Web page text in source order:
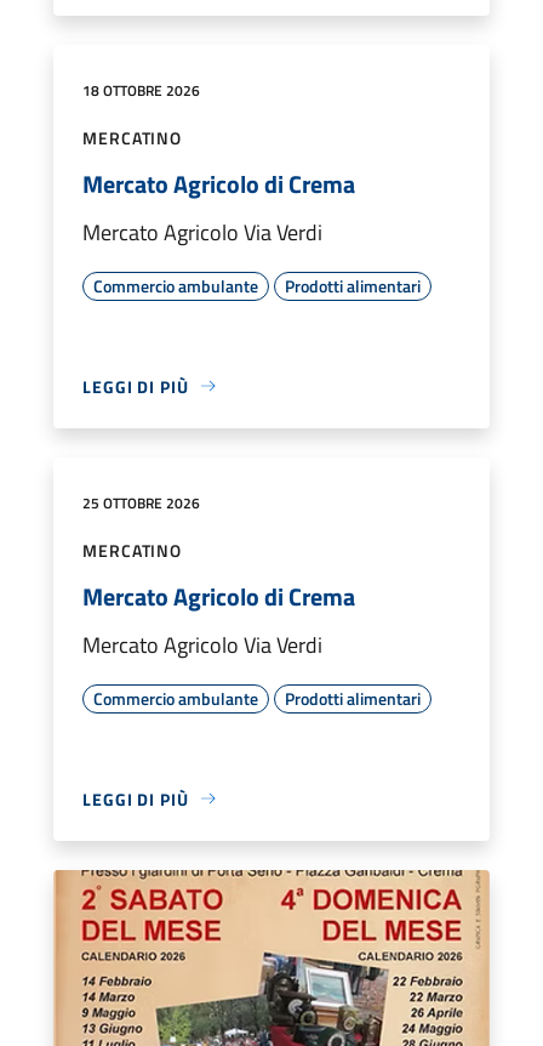
18 OTTOBRE 2026
MERCATINO
Mercato Agricolo di Crema
Mercato Agricolo Via Verdi
Commercio ambulante Prodotti alimentari
LEGGI DI PIÙ
25 OTTOBRE 2026
MERCATINO
Mercato Agricolo di Crema
Mercato Agricolo Via Verdi
Commercio ambulante Prodotti alimentari
LEGGI DI PIÙ